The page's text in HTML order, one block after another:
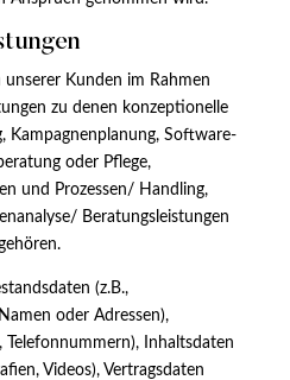
Kunden im Rahmen
zu denen konzeptionelle
Kampagnenplanung, Software-
oder Pflege,
und Prozessen/ Handling,
Beratungsleistungen
(z.B.,
oder Adressen),
Telefonnummern), Inhaltsdaten
Videos), Vertragsdaten